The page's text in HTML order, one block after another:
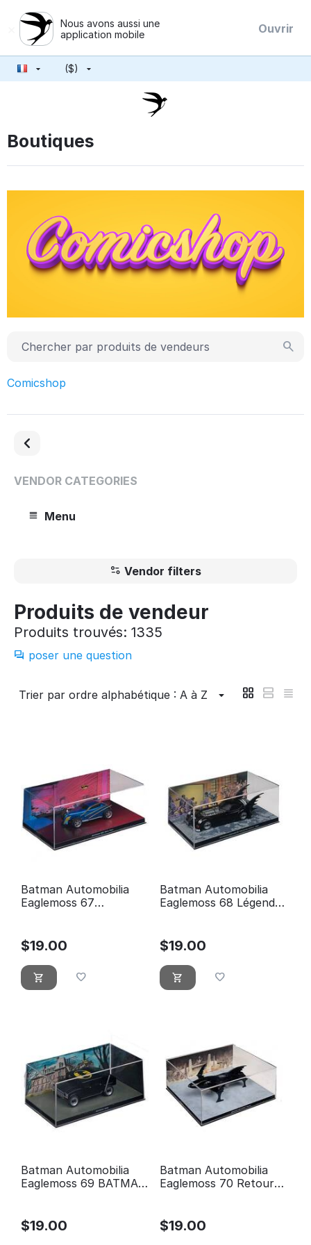
Nous avons aussi une
application mobile
Ouvrir
($)
Boutiques
Comicshop
VENDOR CATEGORIES
Menu
Vendor filters
Produits de vendeur
Produits trouvés: 1335
poser une question
Trier par ordre alphabétique : A à Z
Batman Automobilia
Eaglemoss 67
$19.00
Batman Automobilia
Eaglemoss 68 Légendes
$19.00
Batman Automobilia
Eaglemoss 69 BATMAN
$19.00
Batman Automobilia
Eaglemoss 70 Retour
$19.00